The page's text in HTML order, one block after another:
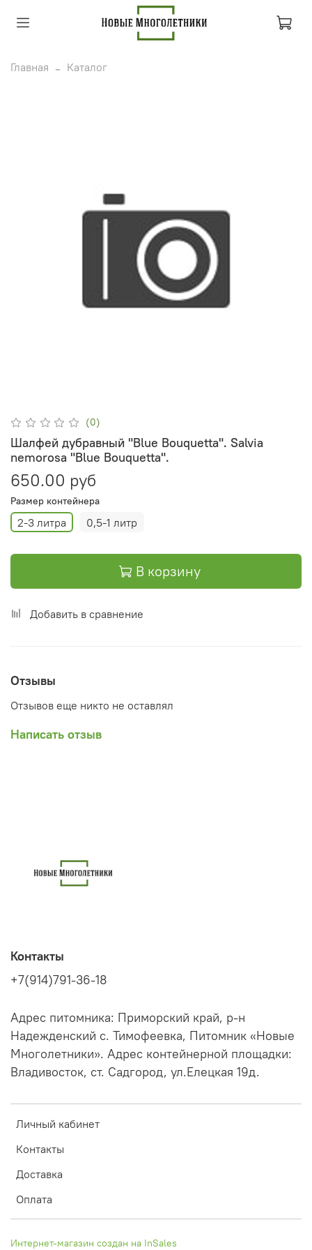
Главная Каталог
(0)
Шалфей дубравный "Blue Bouquetta". Salvia
nemorosa "Blue Bouquetta".
650.00 руб
Размер контейнера
2-3 литра 0,5-1 литр
В корзину
Добавить в сравнение
Отзывы
Отзывов еще никто не оставлял
Написать отзыв
Личный кабинет
Контакты
Доставка
Оплата
Контакты
+7(914)791-36-18
Адрес питомника: Приморский край, р-н
Надежденский с. Тимофеевка, Питомник «Новые
Многолетники». Адрес контейнерной площадки:
Владивосток, ст. Садгород, ул.Елецкая 19д.
Интернет-магазин создан на InSales